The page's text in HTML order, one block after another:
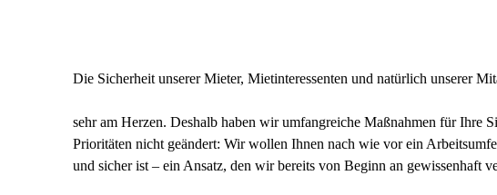
Die Sicherheit unserer Mieter, Mietinteressenten und natürlich unserer
sehr am Herzen. Deshalb haben wir umfangreiche Maßnahmen für Ihre
Prioritäten nicht geändert: Wir wollen Ihnen nach wie vor ein
und sicher ist – ein Ansatz, den wir bereits von Beginn an gewissenhaft